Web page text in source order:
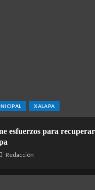
XALAPA
esfuerzos para recuperar
Redacción